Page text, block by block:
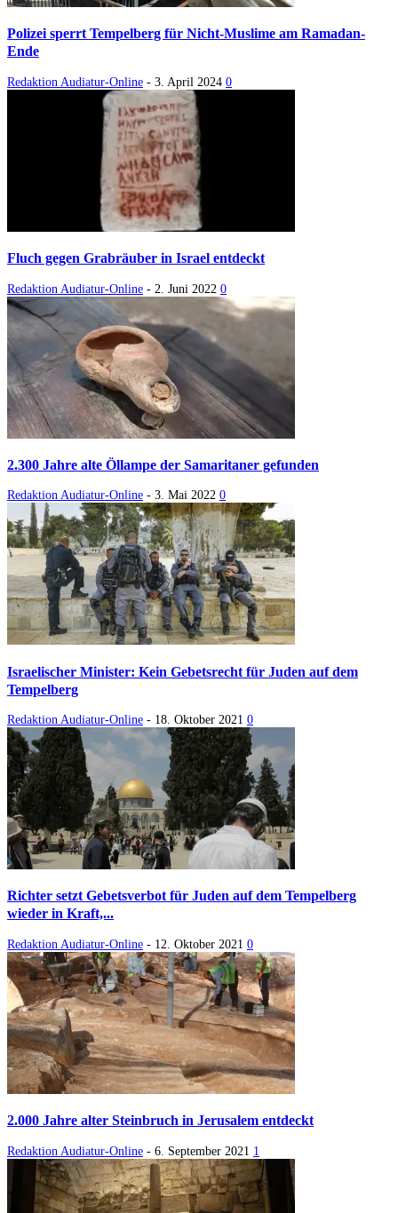
Polizei sperrt Tempelberg für Nicht-Muslime am Ramadan-
Ende
Redaktion Audiatur-Online - 3. April 2024 0
Fluch gegen Grabräuber in Israel entdeckt
Redaktion Audiatur-Online - 2. Juni 2022 0
2.300 Jahre alte Öllampe der Samaritaner gefunden
Redaktion Audiatur-Online - 3. Mai 2022 0
Israelischer Minister: Kein Gebetsrecht für Juden auf dem
Tempelberg
Redaktion Audiatur-Online - 18. Oktober 2021 0
Richter setzt Gebetsverbot für Juden auf dem Tempelberg
wieder in Kraft,...
Redaktion Audiatur-Online - 12. Oktober 2021 0
2.000 Jahre alter Steinbruch in Jerusalem entdeckt
Redaktion Audiatur-Online - 6. September 2021 1